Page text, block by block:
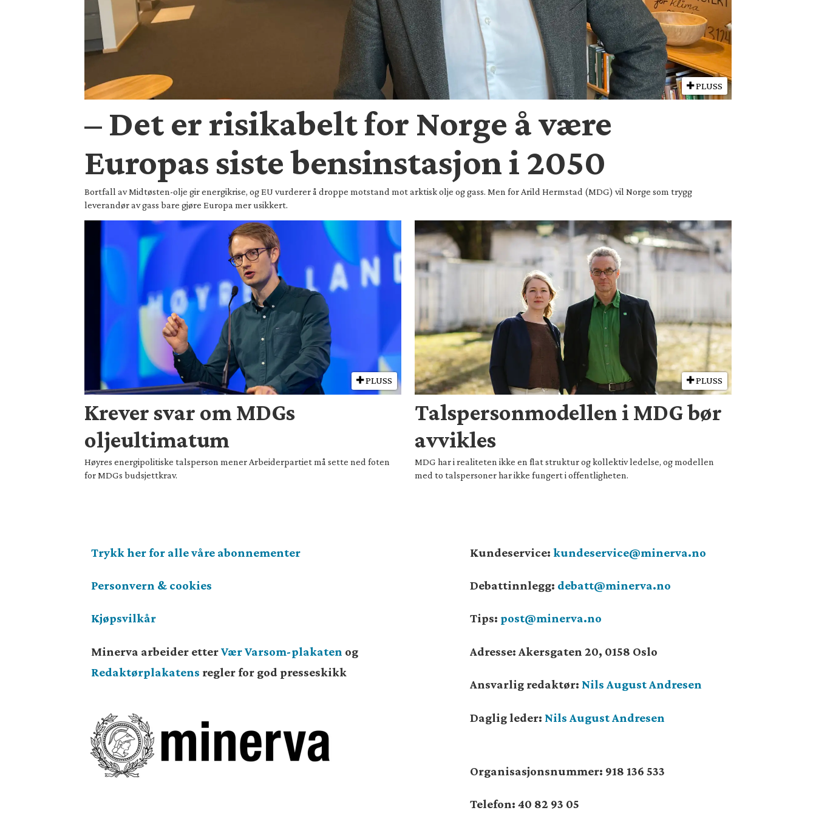
PLUSS
– Det er risikabelt for Norge å være
Europas siste bensinstasjon i 2050
Bortfall av Midtøsten-olje gir energikrise, og EU vurderer å droppe motstand mot arktisk olje og gass. Men for Arild Hermstad (MDG) vil Norge som trygg
leverandør av gass bare gjøre Europa mer usikkert.
PLUSS
Krever svar om MDGs
oljeultimatum
Høyres energipolitiske talsperson mener Arbeiderpartiet må sette ned foten
for MDGs budsjettkrav.
PLUSS
Talspersonmodellen i MDG bør
avvikles
MDG har i realiteten ikke en flat struktur og kollektiv ledelse, og modellen
med to talspersoner har ikke fungert i offentligheten.
Trykk her for alle våre abonnementer
Personvern & cookies
Kjøpsvilkår
Minerva arbeider etterVær Varsom-plakaten og
Redaktørplakatens regler for god presseskikk
Kundeservice: kundeservice@minerva.no
Debattinnlegg: debatt@minerva.no
Tips: post@minerva.no
Adresse: Akersgaten 20, 0158 Oslo
Ansvarlig redaktør: Nils August Andresen
Daglig leder: Nils August Andresen
Organisasjonsnummer: 918 136 533
Telefon: 40 82 93 05